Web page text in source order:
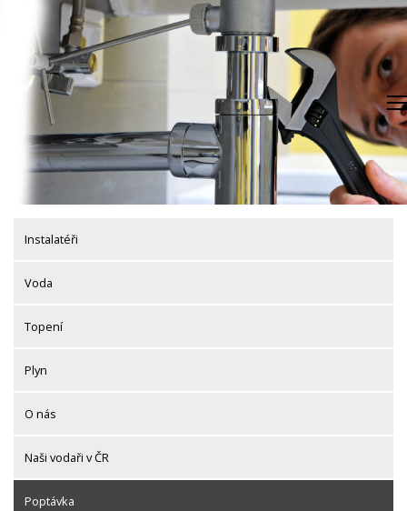
content
Instalatéři
Voda
Topení
Plyn
O nás
Naši vodaři v ČR
Poptávka